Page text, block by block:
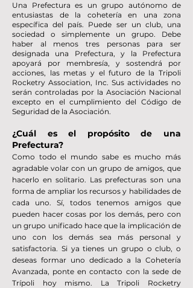
Una Prefectura es un grupo autónomo de
entusiastas de la cohetería en una zona
específica del país. Puede ser un club, una
sociedad o simplemente un grupo. Debe
haber al menos tres personas para ser
designada una Prefectura, y la Prefectura
apoyará por membresía, y sostendrá por
acciones, las metas y el futuro de la Tripoli
Rocketry Association, Inc. Sus actividades no
serán controladas por la Asociación Nacional
excepto en el cumplimiento del Código de
Seguridad de la Asociación.
¿Cuál es el propósito de una
Prefectura?
Como todo el mundo sabe es mucho más
agradable volar con un grupo de amigos, que
hacerlo en solitario. Las prefecturas son una
forma de ampliar los recursos y habilidades de
cada uno. Sí, todos tenemos amigos que
pueden hacer cosas por los demás, pero con
un grupo unificado hace que la implicación de
uno con los demás sea más personal y
satisfactoria. Si ya tienes un grupo o club, o
deseas formar uno dedicado a la Cohetería
Avanzada, ponte en contacto con la sede de
Trípoli hoy mismo. La Tripoli Rocketry